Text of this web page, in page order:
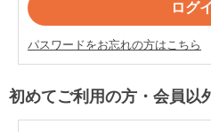
パスワードをお忘れの方はこちら
初めてご利用の方・会員以